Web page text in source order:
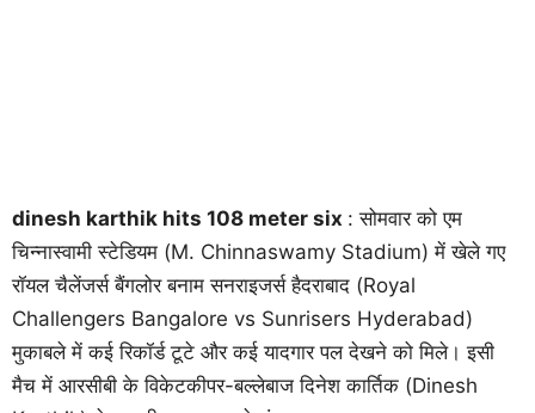
dinesh karthik hits 108 meter six : सोमवार को एम
चिन्नास्वामी स्टेडियम (M. Chinnaswamy Stadium) में खेले गए
रॉयल चैलेंजर्स बैंगलोर बनाम सनराइजर्स हैदराबाद (Royal
Challengers Bangalore vs Sunrisers Hyderabad)
मुकाबले में कई रिकॉर्ड टूटे और कई यादगार पल देखने को मिले। इसी
मैच में आरसीबी के विकेटकीपर-बल्लेबाज दिनेश कार्तिक (Dinesh